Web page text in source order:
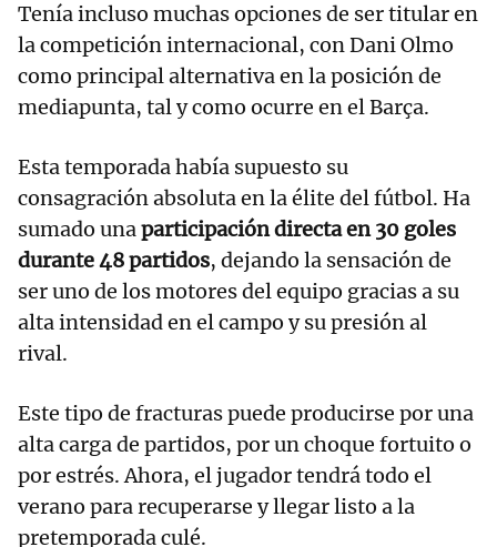
Tenía incluso muchas opciones de ser titular en
la competición internacional, con Dani Olmo
como principal alternativa en la posición de
mediapunta, tal y como ocurre en el Barça.
Esta temporada había supuesto su
consagración absoluta en la élite del fútbol. Ha
sumado unaparticipación directa en 30 goles
durante 48 partidos, dejando la sensación de
ser uno de los motores del equipo gracias a su
alta intensidad en el campo y su presión al
rival.
Este tipo de fracturas puede producirse por una
alta carga de partidos, por un choque fortuito o
por estrés. Ahora, el jugador tendrá todo el
verano para recuperarse y llegar listo a la
pretemporada culé.